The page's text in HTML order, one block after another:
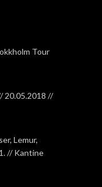
Tour
20.05.2018 //
Lemur,
// Kantine